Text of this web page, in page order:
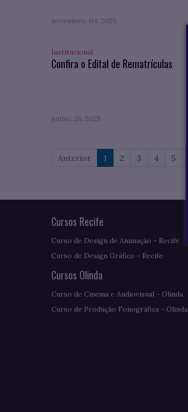
novembro. 04, 2025
Institucional
Confira o Edital de Rematrículas
junho. 26, 2025
Anterior 1 2 3 4 5
Cursos Recife
Curso de Design de Animação - Recife
Curso de Design Gráfico - Recife
Cursos Olinda
Curso de Cinema e Audiovisual - Olinda
Curso de Produção Fonográfica - Olinda